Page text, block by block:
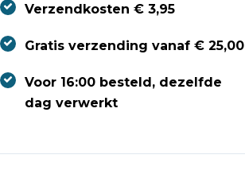
Verzendkosten € 3,95
Gratis verzending vanaf € 25,00
Voor 16:00 besteld, dezelfde
dag verwerkt